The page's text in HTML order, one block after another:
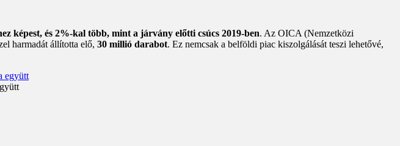
képest, és 2%-kal több, mint a járvány előtti csúcs 2019-ben. Az OICA (Nemzetközi
harmadát állította elő, 30 millió darabot. Ez nemcsak a belföldi piac kiszolgálását teszi lehetővé,